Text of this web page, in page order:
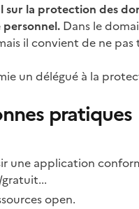
sur la protection des
Dans le
il convient de ne
un délégué à la
pratiques
une application
open.